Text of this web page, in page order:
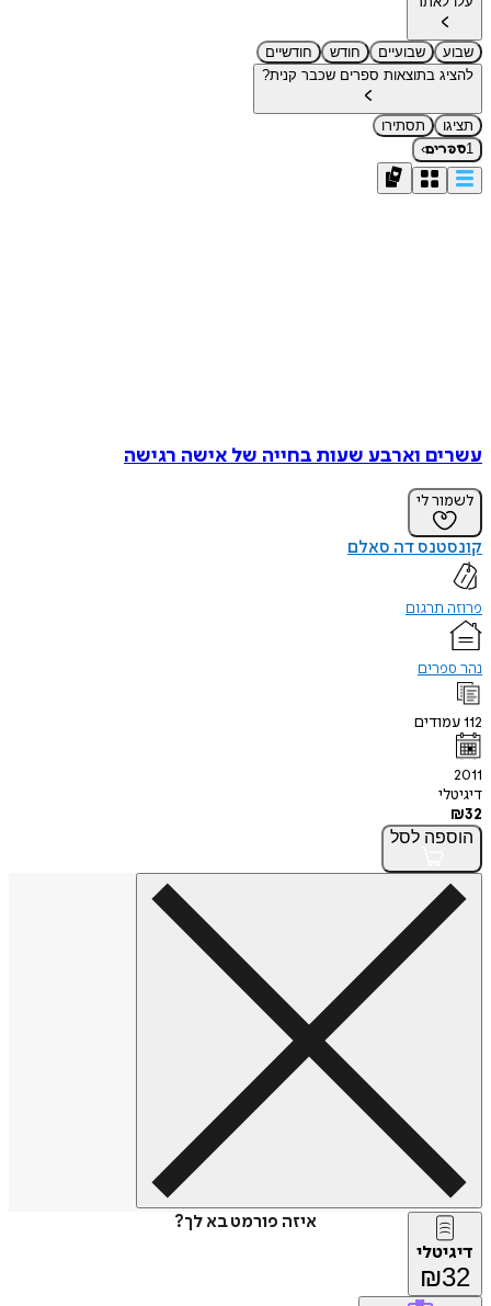
שבוע שבועיים חודש
חודשיים
להציג בתוצאות ספרים שכבר קנית?
תציגו
תסתירו
1ספרים›
עשרים וארבע שעות בחייה של אישה רגישה
לשמור לי
קונסטנס דה סאלם
פרוזה תרגום
נהר ספרים
112עמודים
2011
דיגיטלי
₪32
הוספה לסל
איזה פורמט בא לך?
דיגיטלי
₪32